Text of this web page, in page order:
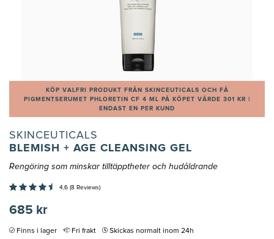
KÖP VALFRI PRODUKT FRÅN SKINCEUTICALS OCH FÅ
PIGMENTSERUMET PHLORETIN CF 4 ML PÅ KÖPET VÄRDE 301 KR |
ENDAST EN PER KUND
SKINCEUTICALS
BLEMISH + AGE CLEANSING GEL
Rengöring som minskar tilltäpptheter och hudåldrande
4,6 (8 Reviews)
685 kr
Finns i lager Fri frakt Skickas normalt inom 24h